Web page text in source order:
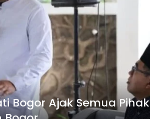
Bogor Ajak Semua Pihak